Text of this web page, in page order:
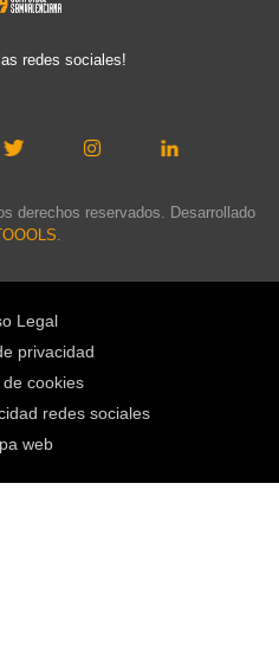
redes sociales!
derechos reservados. Desarrollado
Legal
privacidad
de cookies
redes sociales
web